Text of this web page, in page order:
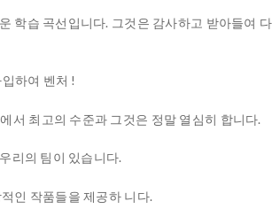
학습 곡선입니다. 그것은 감사하고 받아들여
하여 벤처 !
서 최고의 수준과 그것은 정말 열심히 합니다.
리의 팀이 있습니다.
인 작품들을 제공하 니다.